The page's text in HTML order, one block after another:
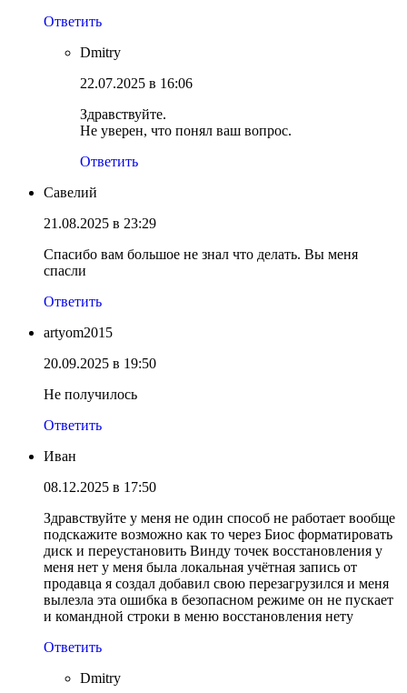
Ответить
Dmitry
22.07.2025 в 16:06
Здравствуйте.
Не уверен, что понял ваш вопрос.
Ответить
Савелий
21.08.2025 в 23:29
Спасибо вам большое не знал что делать. Вы меня
спасли
Ответить
artyom2015
20.09.2025 в 19:50
Не получилось
Ответить
Иван
08.12.2025 в 17:50
Здравствуйте у меня не один способ не работает вообще
подскажите возможно как то через Биос форматировать
диск и переустановить Винду точек восстановления у
меня нет у меня была локальная учётная запись от
продавца я создал добавил свою перезагрузился и меня
вылезла эта ошибка в безопасном режиме он не пускает
и командной строки в меню восстановления нету
Ответить
Dmitry